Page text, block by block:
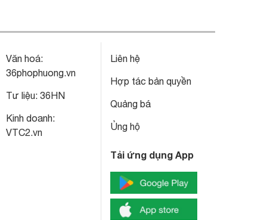
Văn hoá:
36phophuong.vn
Tư liệu: 36HN
Kinh doanh:
VTC2.vn
Liên hệ
Hợp tác bản quyền
Quảng bá
Ủng hộ
Tải ứng dụng App